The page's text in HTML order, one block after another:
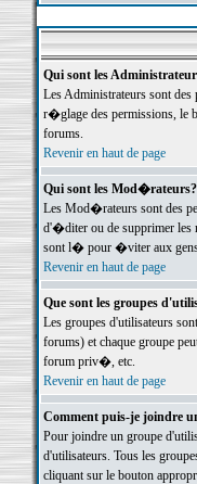
Qui sont les
Les Administrateurs sont
r�glage des permissions, le
forums.
Revenir en haut de page
Qui sont les Mod�rateurs?
Les Mod�rateurs sont des
d'�diter ou de supprimer
sont l� pour �viter aux
Revenir en haut de page
Que sont les groupes
Les groupes d'utilisateurs
forums) et chaque groupe
forum priv�, etc.
Revenir en haut de page
Comment puis-je joindre
Pour joindre un groupe
d'utilisateurs. Tous les
cliquant sur le bouton